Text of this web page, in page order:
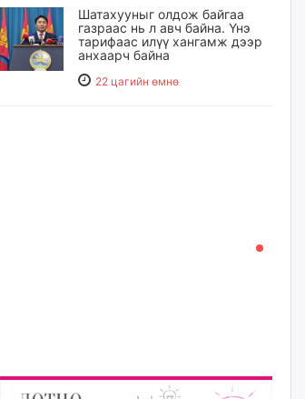
Шатахууныг олдож байгаа
газраас нь л авч байна. Үнэ
тарифаас илүү хангамж дээр
анхаарч байна
22 цагийн өмнө
23 цагийн өмнө